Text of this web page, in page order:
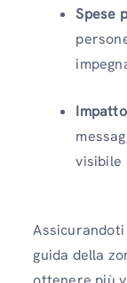
Spese
visibile
guida della